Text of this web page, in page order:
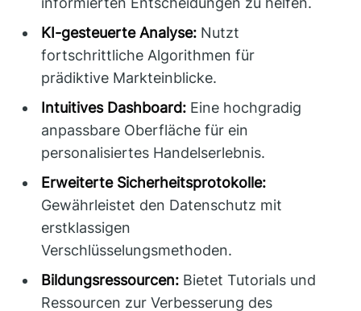
KI-gesteuerte Analyse: Nutzt
fortschrittliche Algorithmen für
prädiktive Markteinblicke.
Intuitives Dashboard: Eine hochgradig
anpassbare Oberfläche für ein
personalisiertes Handelserlebnis.
Erweiterte Sicherheitsprotokolle:
Gewährleistet den Datenschutz mit
erstklassigen
Verschlüsselungsmethoden.
Bildungsressourcen: Bietet Tutorials und
Ressourcen zur Verbesserung des